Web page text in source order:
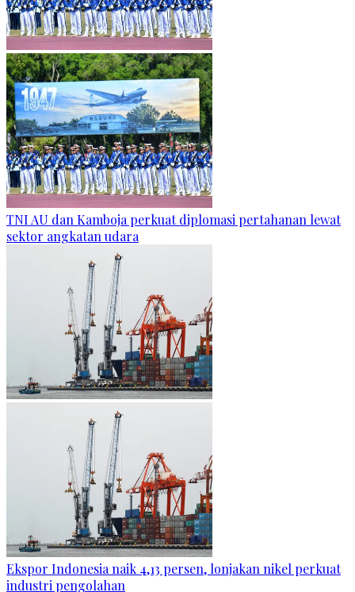
TNI AU dan Kamboja perkuat diplomasi pertahanan lewat
sektor angkatan udara
Ekspor Indonesia naik 4,13 persen, lonjakan nikel perkuat
industri pengolahan